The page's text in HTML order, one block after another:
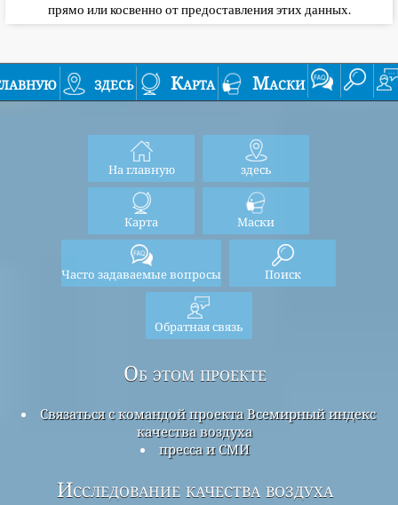
прямо или косвенно от предоставления этих данных.
здесь Карта Маски
На главную здесь
Карта Маски
Часто задаваемые вопросы Поиск
Обратная связь
Об этом проекте
Связаться с командой проекта Всемирный индекс
качества воздуха
пресса и СМИ
Исследование качества воздуха